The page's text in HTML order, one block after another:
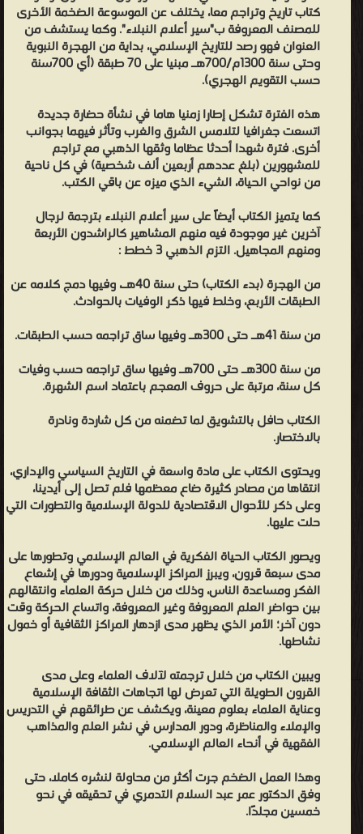
"شيخنا وأستاذنا الإمام الحافظ محدث العصر" ، وقال الشوكاني في البدر
الطالع: "الحافظ الكبير المؤرخ صاحب التصانيف السائرة في الأقطار" .
وقال ابن حجر في الدرر الكامنة: "ومهر في الحديث وجمع فيه المجاميع
المفيدة الكثيرة حتى كان أكثر أهل عصره تصنيفً وجمع تاريخ الإسلام
فأربى فيه على من تقدم بتحرير أخبار المحدثين خصوصاً". وقال البدر
النابلسي: "كان علامة زمانه بالرجال وأحوالهم حديد الفهم ثاقب الذهن
وشهرته تغني عن الإطناب فيه". وقال السيوطي في ذيل تذكرة الحفاظ:
"الإمام الحافظ محدث العصر خاتمة الحفاظ ومؤرخ الإسلام وفرد الدهر
والقائم بأعباء هذه الصناعة" وقال: "والذي أقوله: إن المحدثين عيال الآن
على أربعة: المزي والذهبي والعراقي وابن حجر.." قال أبو المحاسن
الحسيني: "وكان أحد الأذكياء المعدودين والحفاظ المبرزين". آثاره : وقد
خلف الحافظ الذهبي للأمة الإسلامية ثروة هائلة من المصنفات القيمة
النفيسة التي هي المرجع في بابها وعظمت الفائدة بهذه المؤلفات ونالت
حظاً كبيراً من الثناء وكان لها القبول التام لدى الخاص والعام. قال
الشوكاني في وصفها: وجميع مصنفاته مقبولة مرغوب فيها رحل الناس
لأجلها وأخذوها عنه وتداولوها وقرأوها وكتبوها في حياته.. وطارت
وقرأوها في جميع بقاع الأرض وله فيها تعبيرات رائعة وألفاظ رشيقة غالباً
لم يسلك مسلكه فيها أهل عصره ولا من قبله ولا قبلهم ولا أحد
بعدهم .. وبالجملة فالناس في التاريخ من أهل عصره فمن بعدهم عيال
عليه ولم يجمع أحد في هذا الفن كجمعه ولا حرره كتحريره، قال الحافظ
ونسخاً وسماعاً. وقال أبو المحاسن الحسيني: وصنف الكتب المفيدة
فمن أطولها تاريخ الإسلام ومن أحسنها ميزان الاعتدال في نقد الرجال ..
وقال: مصنفاته ومختصراته وتخريجاته تقارب المائة وقد سار بجملة منها
الركبان في أقطار البلدان انتهى. ومن أشهر مؤلفاته المطبوعة : كتاب
(ميزان الاعتدال في نقد الرجال) وكتاب (المشتبه في الأسماء والأنساب)
وكتاب (العبر في خبر من غبر) وكتاب (تذكرة الحفاظ) وكتاب (طبقات
القراء). وفاته : توفي الحافظ الذهبي ليلة الاثنين ثالث شهر ذي القعدة
سنة ثمان وأربعين وسبعمائة .. وصلّي عليه يوم الاثنين صلاة الظهر في
والنهاية وابن السبكي في طبقات الشافعية.
شمس الدين الذهبي - هو ُمحدث وإمام حافظ. جمع بين ميزتين لم
يجتمعا إلا للأفذاذ القلائل في تاريخنا، فهو يجمع إلى جانب الإحاطة
الواسعة بالتاريخ الإسلامي حوادث ورجالاً، المعرفة الواسعة بقواعد الجرح
والتعديل للرجال، فكان وحده مدرسة قائمة بذاتها. والإمام الذهبي من
العلماء الذين دخلوا ميدان التاريخ من باب الحديث النبوي وعلومه، وظهر
ذلك في عنايته الفائقة بالتراجم التي صارت أساس كثير من كتبه ومحور
كتاب تاريخ وتراجم معا، يختلف عن الموسوعة الضخمة الأخرى
للمصنف المعروفة ب"سير أعلام النبلاء". وكما يستشف من
العنوان فهو رصد للتاريخ الإسلامي، بداية من الهجرة النبوية
وحتى سنة 1300م/700هـ مبنيا على 70 طبقة (أي 700سنة
حسب التقويم الهجري).
هذه الفترة تشكل إطارا زمنيا هاما في نشأة حضارة جديدة
اتسعت جغرافيا لتلامس الشرق والغرب وتأثر فيهما بجوانب
أخرى. فترة شهدا أحدثا عظاما وثقها الذهبي مع تراجم
للمشهورين (بلغ عددهم أربعين ألف شخصية) في كل ناحية
من نواحي الحياة، الشيء الذي ميزه عن باقي الكتب.
كما يتميز الكتاب أيضاً على سير أعلام النبلاء بترجمة لرجال
آخرين غير موجودة فيه منهم المشاهير كالراشدون الأربعة
ومنهم المجاهيل. التزم الذهبي 3 خطط :
من الهجرة (بدء الكتاب) حتى سنة 40هـ، وفيها دمج كلامه عن
الطبقات الأربع، وخلط فيها ذكر الوفيات بالحوادث.
من سنة 41هـ حتى 300هـ وفيها ساق تراجمه حسب الطبقات.
من سنة 300هـ حتى 700هـ وفيها ساق تراجمه حسب وفيات
كل سنة، مرتبة على حروف المعجم باعتماد اسم الشهرة.
الكتاب حافل بالتشويق لما تضمنه من كل شاردة ونادرة
بالاختصار.
ويحتوى الكتاب على مادة واسعة في التاريخ السياسي والإداري،
انتقاها من مصادر كثيرة ضاع معظمها فلم تصل إلى أيدينا،
وعلى ذكر للأحوال الاقتصادية للدولة الإسلامية والتطورات التي
حلت عليها.
ويصور الكتاب الحياة الفكرية في العالم الإسلامي وتطورها على
مدى سبعة قرون، ويبرز المراكز الإسلامية ودورها في إشعاع
الفكر ومساعدة الناس، وذلك من خلال حركة العلماء وانتقالهم
بين حواضر العلم المعروفة وغير المعروفة، واتساع الحركة وقت
دون آخر؛ الأمر الذي يظهر مدى ازدهار المراكز الثقافية أو خمول
نشاطها.
ويبين الكتاب من خلال ترجمته لآلاف العلماء وعلى مدى
القرون الطويلة التي تعرض لها اتجاهات الثقافة الإسلامية
وعناية العلماء بعلوم معينة، ويكشف عن طرائقهم في التدريس
والإملاء والمناظرة، ودور المدارس في نشر العلم والمذاهب
الفقهية في أنحاء العالم الإسلامي.
وهذا العمل الضخم جرت أكثر من محاولة لنشره كاملا، حتى
وفق الدكتور عمر عبد السلام التدمري في تحقيقه في نحو
خمسين مجلدًا.